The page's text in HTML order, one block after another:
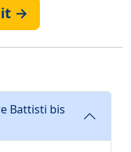
→
Battisti bis